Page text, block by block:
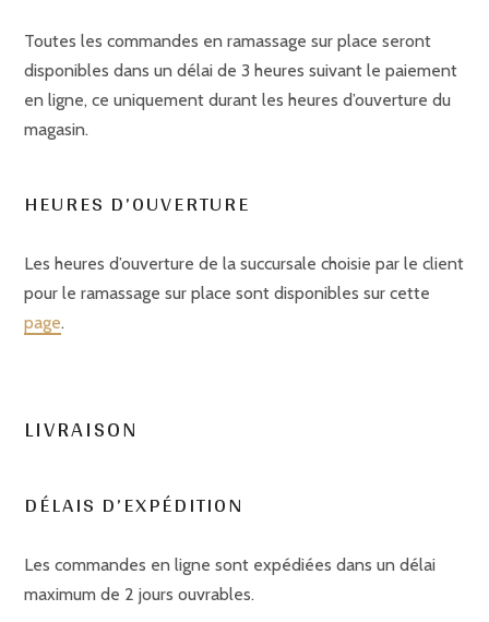
Toutes les commandes en ramassage sur place seront
disponibles dans un délai de 3 heures suivant le paiement
en ligne, ce uniquement durant les heures d’ouverture du
magasin.
HEURES D’OUVERTURE
Les heures d’ouverture de la succursale choisie par le client
pour le ramassage sur place sont disponibles sur cette
page.
LIVRAISON
DÉLAIS D’EXPÉDITION
Les commandes en ligne sont expédiées dans un délai
maximum de 2 jours ouvrables.